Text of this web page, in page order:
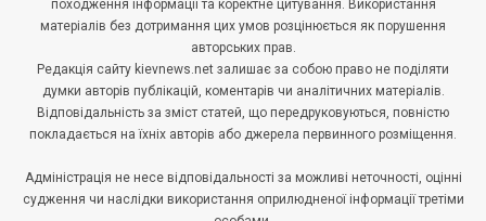
походження інформації та коректне цитування. Використання
матеріалів без дотримання цих умов розцінюється як порушення
авторських прав.
Редакція сайту kievnews.net залишає за собою право не поділяти
думки авторів публікацій, коментарів чи аналітичних матеріалів.
Відповідальність за зміст статей, що передруковуються, повністю
покладається на їхніх авторів або джерела первинного розміщення.
Адміністрація не несе відповідальності за можливі неточності, оцінні
судження чи наслідки використання оприлюдненої інформації третіми